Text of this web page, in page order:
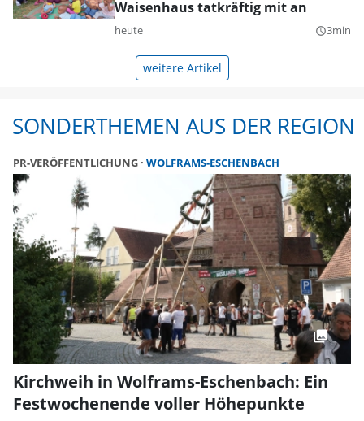
Waisenhaus tatkräftig mit an
heute query_builder3min
weitere Artikel
SONDERTHEMEN AUS DER REGION
PR-VERÖFFENTLICHUNG WOLFRAMS-ESCHENBACH
Kirchweih in Wolframs-Eschenbach: Ein
Festwochenende voller Höhepunkte